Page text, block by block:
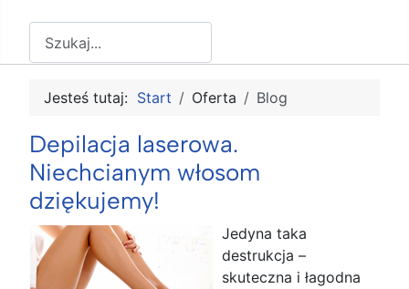
Jesteś tutaj: Start Oferta Blog
Depilacja laserowa.
Niechcianym włosom
dziękujemy!
Jedyna taka
destrukcja –
skuteczna i łagodna